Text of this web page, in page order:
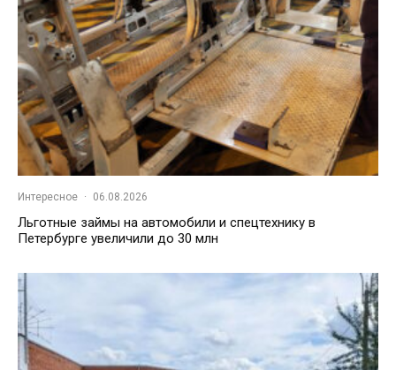
Интересное · 06.08.2026
Льготные займы на автомобили и спецтехнику в
Петербурге увеличили до 30 млн